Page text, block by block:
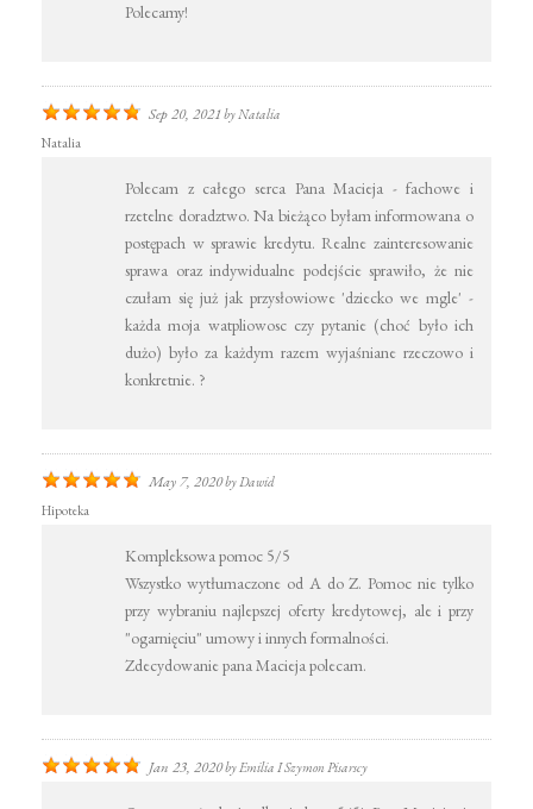
Polecamy!
Sep 20, 2021byNatalia
Natalia
Polecam z całego serca Pana Macieja - fachowe i
rzetelne doradztwo. Na bieżąco byłam informowana o
postępach w sprawie kredytu. Realne zainteresowanie
sprawa oraz indywidualne podejście sprawiło, że nie
czułam się już jak przysłowiowe 'dziecko we mgle' -
każda moja watpliowosc czy pytanie (choć było ich
dużo) było za każdym razem wyjaśniane rzeczowo i
konkretnie. ?
May 7, 2020byDawid
Hipoteka
Kompleksowa pomoc 5/5
Wszystko wytłumaczone od A do Z. Pomoc nie tylko
przy wybraniu najlepszej oferty kredytowej, ale i przy
"ogarnięciu" umowy i innych formalności.
Zdecydowanie pana Macieja polecam.
Jan 23, 2020byEmilia I Szymon Pisarscy